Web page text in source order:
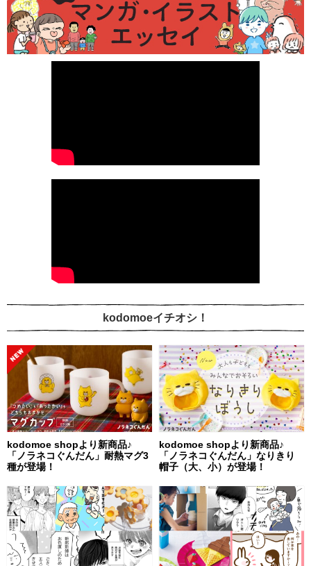
kodomoeイチオシ！
kodomoe shopより新商品♪
「ノラネコぐんだん」耐熱マグ3
種が登場！
kodomoe shopより新商品♪
「ノラネコぐんだん」なりきり
帽子（大、小）が登場！